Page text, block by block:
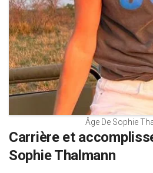
Âge De Sophie
Carrière et
Sophie Thalmann